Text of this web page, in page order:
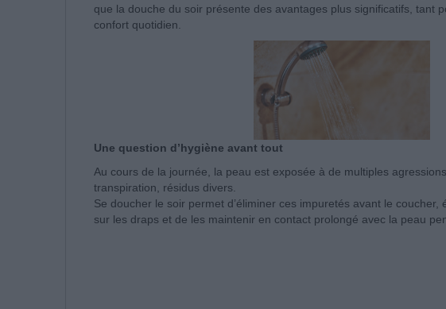
que la douche du soir présente des avantages plus significatifs, tant
confort quotidien.
Une question d’hygiène avant tout
Au cours de la journée, la peau est exposée à de multiples
transpiration, résidus divers.
Se doucher le soir permet d’éliminer ces impuretés avant le coucher,
sur les draps et de les maintenir en contact prolongé avec la peau